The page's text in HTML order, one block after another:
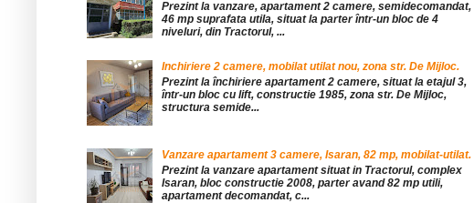
Prezint la vanzare, apartament 2 camere, semidecomandat,
46 mp suprafata utila, situat la parter într-un bloc de 4
niveluri, din Tractorul, ...
Inchiriere 2 camere, mobilat utilat nou, zona str. De Mijloc.
Prezint la închiriere apartament 2 camere, situat la etajul 3,
într-un bloc cu lift, constructie 1985, zona str. De Mijloc,
structura semide...
Vanzare apartament 3 camere, Isaran, 82 mp, mobilat-utilat.
Prezint la vanzare apartament situat in Tractorul, complex
Isaran, bloc constructie 2008, parter avand 82 mp utili,
apartament decomandat, c...